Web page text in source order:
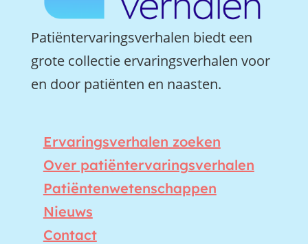
Patiëntervaringsverhalen biedt een
grote collectie ervaringsverhalen voor
en door patiënten en naasten.
Ervaringsverhalen zoeken
Over patiëntervaringsverhalen
Patiëntenwetenschappen
Nieuws
Contact